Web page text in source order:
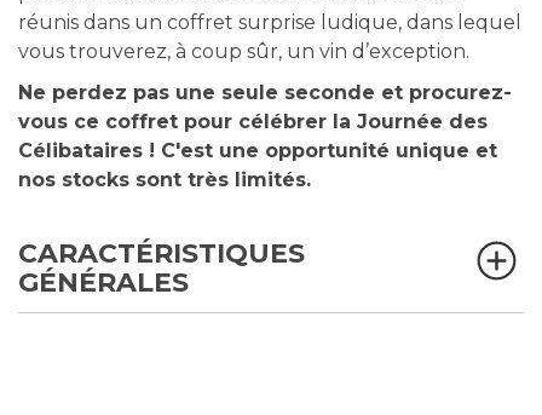
réunis dans un coffret surprise ludique, dans lequel
vous trouverez, à coup sûr, un vin d’exception.
Ne perdez pas une seule seconde et procurez-
vous ce coffret pour célébrer la Journée des
Célibataires ! C'est une opportunité unique et
nos stocks sont très limités.
CARACTÉRISTIQUES
GÉNÉRALES